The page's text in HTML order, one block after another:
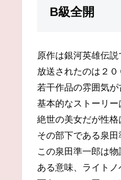
B級全開
原作は銀河英雄伝
放送されたのは２
若干作品の雰囲気
基本的なストーリー
絶世の美女だが性
その部下である泉
この泉田準一郎は物
ある意味、ライト